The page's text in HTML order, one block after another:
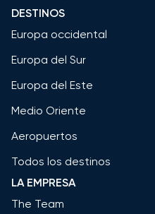
DESTINOS
Europa occidental
Europa del Sur
Europa del Este
Medio Oriente
Aeropuertos
Todos los destinos
LA EMPRESA
The Team